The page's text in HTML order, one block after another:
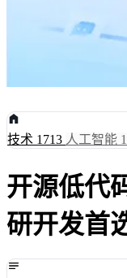
技术 1713 人工智能
开源低代
研开发首